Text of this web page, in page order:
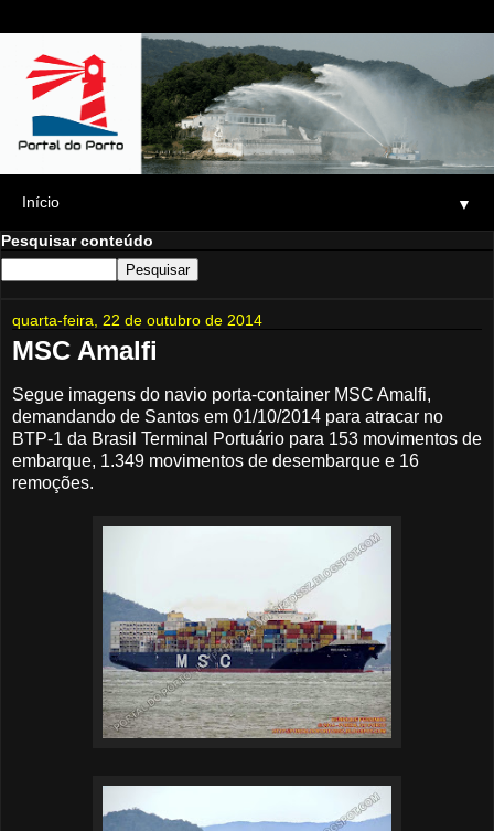
▼
Pesquisar conteúdo
quarta-feira, 22 de outubro de 2014
MSC Amalfi
Segue imagens do navio porta-container MSC Amalfi,
demandando de Santos em 01/10/2014 para atracar no
BTP-1 da Brasil Terminal Portuário para 153 movimentos de
embarque, 1.349 movimentos de desembarque e 16
remoções.